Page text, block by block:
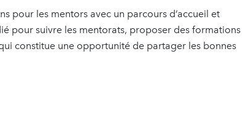
pour les mentors avec un parcours d’accueil et
pour suivre les mentorats, proposer des formations
constitue une opportunité de partager les bonnes